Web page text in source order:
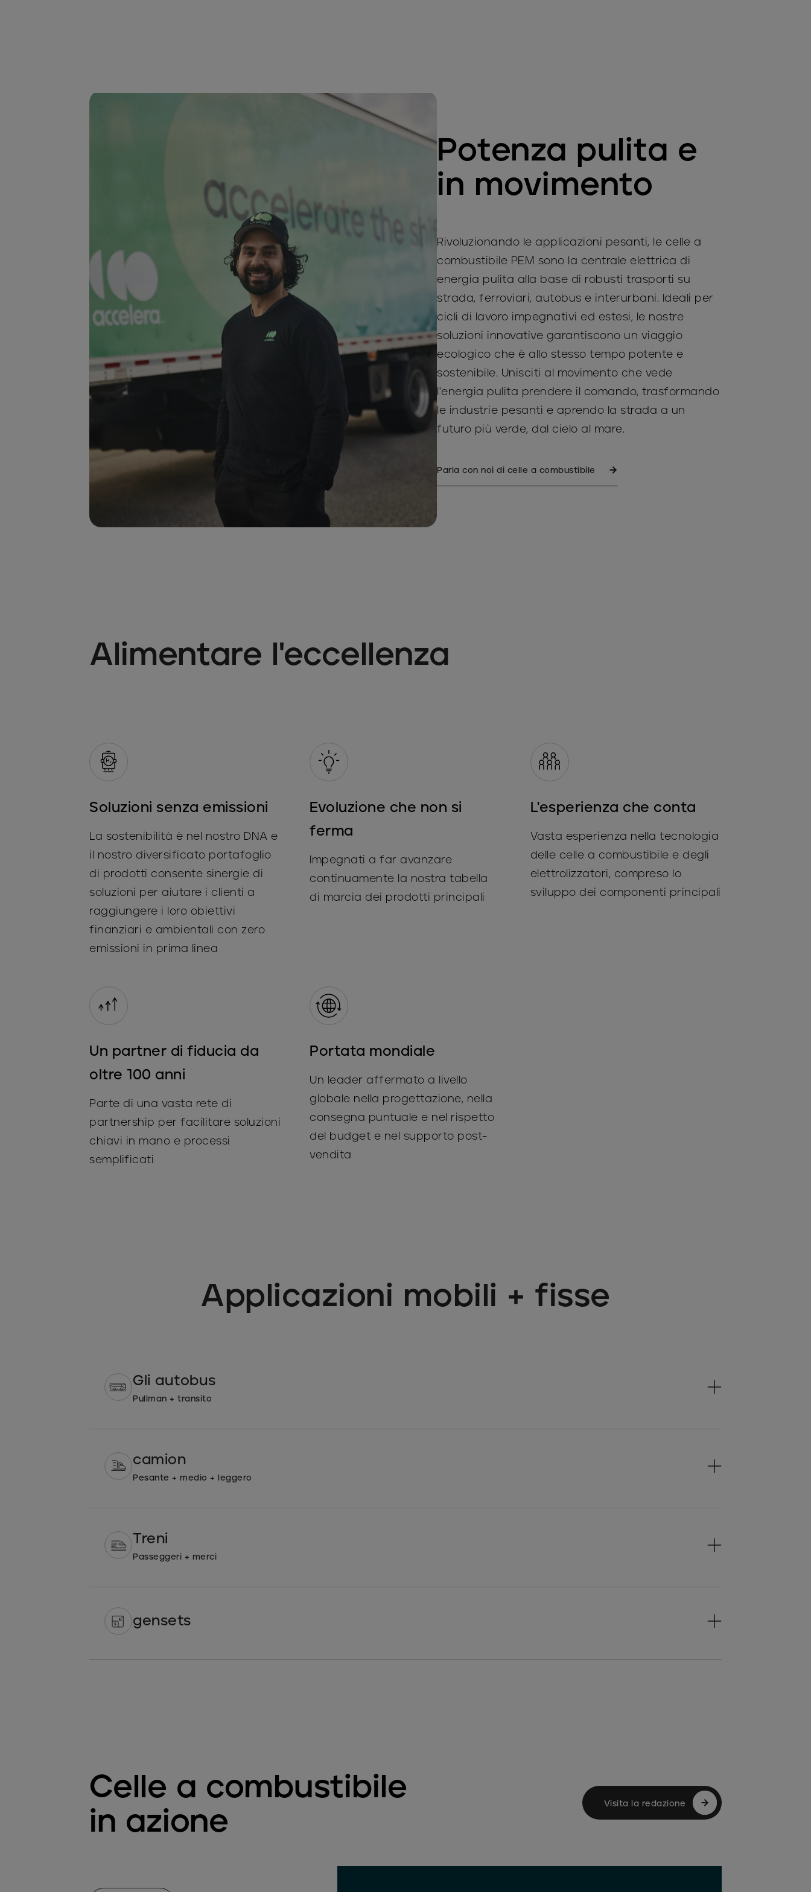
Potenza pulita e
in movimento
Rivoluzionando le applicazioni pesanti, le celle a
combustibile PEM sono la centrale elettrica di
energia pulita alla base di robusti trasporti su
strada, ferroviari, autobus e interurbani. Ideali per
cicli di lavoro impegnativi ed estesi, le nostre
soluzioni innovative garantiscono un viaggio
ecologico che è allo stesso tempo potente e
sostenibile. Unisciti al movimento che vede
l'energia pulita prendere il comando, trasformando
le industrie pesanti e aprendo la strada a un
futuro più verde, dal cielo al mare.
Parla con noi di celle a combustibile
Alimentare l'eccellenza
Soluzioni senza emissioni
La sostenibilità è nel nostro DNA e
il nostro diversificato portafoglio
di prodotti consente sinergie di
soluzioni per aiutare i clienti a
raggiungere i loro obiettivi
finanziari e ambientali con zero
emissioni in prima linea
Evoluzione che non si
ferma
Impegnati a far avanzare
continuamente la nostra tabella
di marcia dei prodotti principali
L'esperienza che conta
Vasta esperienza nella tecnologia
delle celle a combustibile e degli
elettrolizzatori, compreso lo
sviluppo dei componenti principali
Un partner di fiducia da
oltre 100 anni
Parte di una vasta rete di
partnership per facilitare soluzioni
chiavi in ​​mano e processi
semplificati
Portata mondiale
Un leader affermato a livello
globale nella progettazione, nella
consegna puntuale e nel rispetto
del budget e nel supporto post-
vendita
Applicazioni mobili + fisse
Gli autobus
Pullman + transito
camion
Pesante + medio + leggero
Treni
Passeggeri + merci
gensets
Celle a combustibile
in azione
Visita la redazione